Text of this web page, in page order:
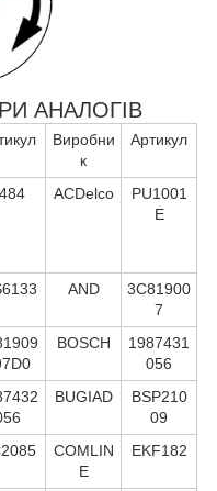
АНАЛОГІВ
Виробни
к
Артикул
ACDelco
PU1001
E
AND
3C81900
7
BOSCH
1987431
056
BUGIAD
BSP210
09
COMLIN
E
EKF182